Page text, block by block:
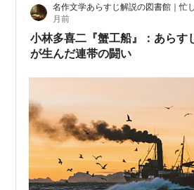
ったく知らないままでした。 今回
多喜二氏の『蟹工船』（1929年…
名作文学あらすじ解説の図書館｜忙
月前
小林多喜二『蟹工船』：あら
が生んだ連帯の闘い